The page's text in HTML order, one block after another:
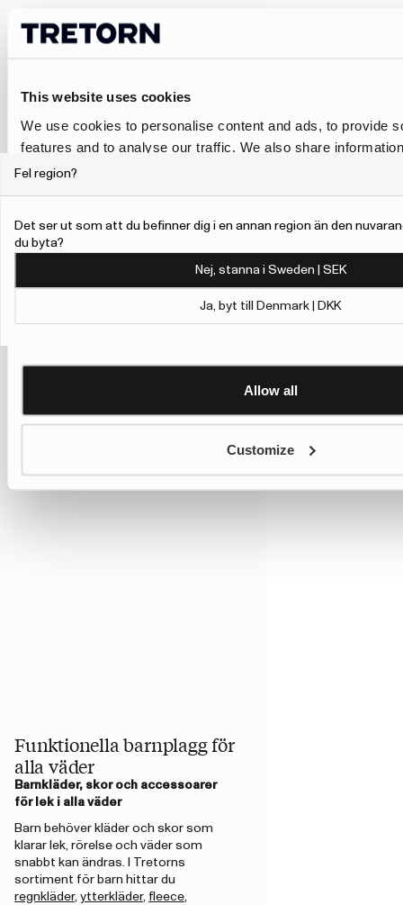
This website uses cookies
We use cookies to personalise content and ads, to provide
features and to analyse our traffic. We also share
our site with our social media, advertising and analytics
To give users more control over their data and ad
added a link to Google’s Personalisation and Control page.
Learn more about Google’s Personalisation and
Allow all
Customize
Funktionella barnplagg för
alla väder
Barnkläder, skor och accessoarer
för lek i alla väder
Barn behöver kläder och skor som
klarar lek, rörelse och väder som
snabbt kan ändras. I Tretorns
sortiment för barn hittar du
regnkläder, ytterkläder, fleece
Fel region?
Det ser ut som att du befinner dig i en annan region än den
du byta?
Nej, stanna i Sweden | SEK
Ja, byt till Denmark | DKK